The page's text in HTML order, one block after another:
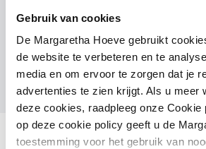
Gebruik van cookies
De Margaretha Hoeve gebruikt
de website te verbeteren en te
media en om ervoor te zorgen dat je
advertenties te zien krijgt. Als u meer
deze cookies, raadpleeg onze Cookie
op deze cookie policy geeft u de
toestemming voor het gebruik van
Mother
MARLENA/HIGHLINE